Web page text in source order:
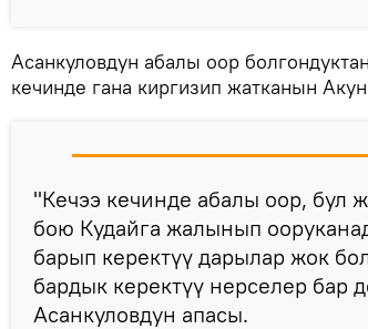
Асанкуловдун абалы оор
кечинде гана киргизип жатканын
"Кечээ кечинде абалы оор, бул
бою Кудайга жалынып
барып керектүү дарылар жок
бардык керектүү нерселер бар
Асанкуловдун апасы.